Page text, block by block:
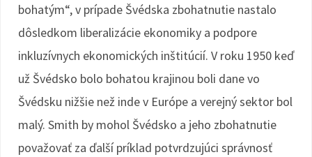
bohatým“, v prípade Švédska zbohatnutie nastalo
dôsledkom liberalizácie ekonomiky a podpore
inkluzívnych ekonomických inštitúcií. V roku 1950 keď
už Švédsko bolo bohatou krajinou boli dane vo
Švédsku nižšie než inde v Európe a verejný sektor bol
malý. Smith by mohol Švédsko a jeho zbohatnutie
považovať za ďalší príklad potvrdzujúci správnosť